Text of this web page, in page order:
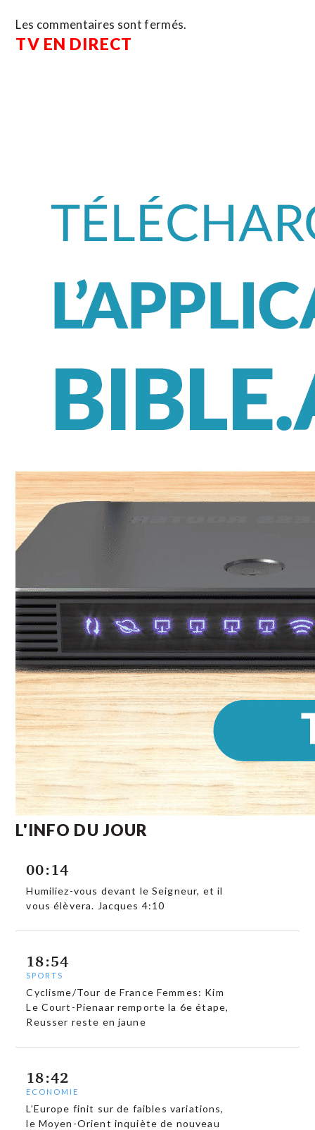
Les commentaires sont fermés.
TV EN DIRECT
L'INFO DU JOUR
00:14
Humiliez-vous devant le Seigneur, et il
vous élèvera. Jacques 4:10
18:54
SPORTS
Cyclisme/Tour de France Femmes: Kim
Le Court-Pienaar remporte la 6e étape,
Reusser reste en jaune
18:42
ECONOMIE
L’Europe finit sur de faibles variations,
le Moyen-Orient inquiète de nouveau